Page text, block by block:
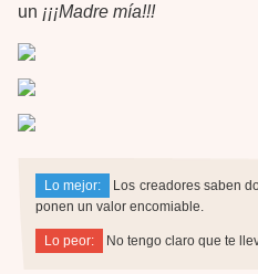
un ¡¡¡Madre mía!!!
Lo mejor:
Los creadores saben
ponen un valor encomiable.
Lo peor: No tengo claro que te